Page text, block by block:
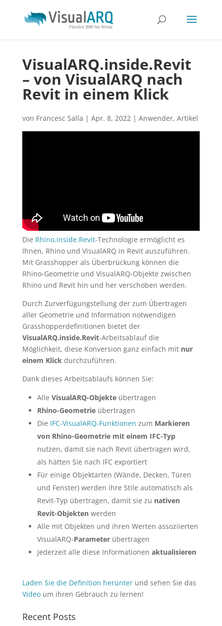
VisualARQ.inside.Revit
– von VisualARQ nach
Revit in einem Klick
von Francesc Salla | Apr. 8, 2022| Anwender, Artikel
Die Rhino.inside.Revit-Technologie ermöglicht es
Ihnen, Rhino und VisualARQ in Revit auszuführen.
Mit Grasshopper als Überbrückung können die
Rhino-Geometrie und VisualARQ-Objekte zwischen
Rhino und Revit hin und her verschoben werden.
Durch Zurverfügungstellung der zum Übertragen
aller Geometrie und Information notwendigen
Grasshopperdefinitionen bietet der
VisualARQ.inside.Revit-Arbeitsablauf die
Möglichkeit, diese Konversion ganz einfach mit nur
einem Klickdurchzuführen.
Dank dieses Arbeitsablaufs können Sie:
Alle VisualARQ-Objekteübertragen
Rhino-Geometrieübertragen
Die IFC-VisualARQ-Funktionen zum Markieren
von Rhino-Geometrie mit einem IFC-Typ
nutzen, damit sie nach Revit übertragen wird,
als hätten Sie nach IFC exportiert
Für einige Objektarten (Wände, Decken, Türen
und Fenster) werden ihre Stile automatisch als
Revit-Typ übertragen, damit sie zu nativen
Revit-Objektenwerden
Alle mit Objekten und ihren Werten assoziierten
VisualARQ-Parameterübertragen
Jederzeit alle diese Informationen aktualisieren
Laden Sie die Definition herunterund sehen Sie das
Videoum ihren Gebrauch zu lernen!
Recent Posts